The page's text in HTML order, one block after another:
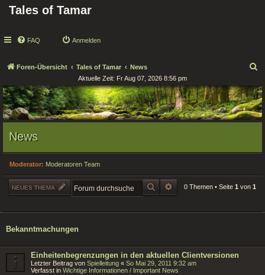
Tales of Tamar
FAQ Anmelden
Foren-Übersicht Tales of Tamar News
c
h
e
Aktuelle Zeit: Fr Aug 07, 2026 8:56 pm
News
Moderator: Moderatoren Team
NEUES THEMA SUCHE ERWEITERTE SUCHE
0 Themen • Seite 1 von 1
Bekanntmachungen
Einheitenbegrenzungen in den aktuellen Clientversionen
Letzter Beitrag von Spielleitung « So Mai 29, 2011 9:32 am
Verfasst in Wichtige Informationen / Important News